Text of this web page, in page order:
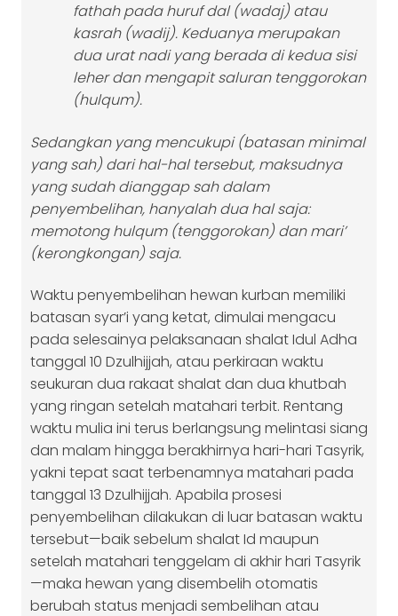
fathah pada huruf dal (wadaj) atau
kasrah (wadij). Keduanya merupakan
dua urat nadi yang berada di kedua sisi
leher dan mengapit saluran tenggorokan
(hulqum).
Sedangkan yang mencukupi (batasan minimal
yang sah) dari hal-hal tersebut, maksudnya
yang sudah dianggap sah dalam
penyembelihan, hanyalah dua hal saja:
memotong hulqum (tenggorokan) dan mari’
(kerongkongan) saja.
Waktu penyembelihan hewan kurban memiliki
batasan syar’i yang ketat, dimulai mengacu
pada selesainya pelaksanaan shalat Idul Adha
tanggal 10 Dzulhijjah, atau perkiraan waktu
seukuran dua rakaat shalat dan dua khutbah
yang ringan setelah matahari terbit. Rentang
waktu mulia ini terus berlangsung melintasi siang
dan malam hingga berakhirnya hari-hari Tasyrik,
yakni tepat saat terbenamnya matahari pada
tanggal 13 Dzulhijjah. Apabila prosesi
penyembelihan dilakukan di luar batasan waktu
tersebut—baik sebelum shalat Id maupun
setelah matahari tenggelam di akhir hari Tasyrik
—maka hewan yang disembelih otomatis
berubah status menjadi sembelihan atau